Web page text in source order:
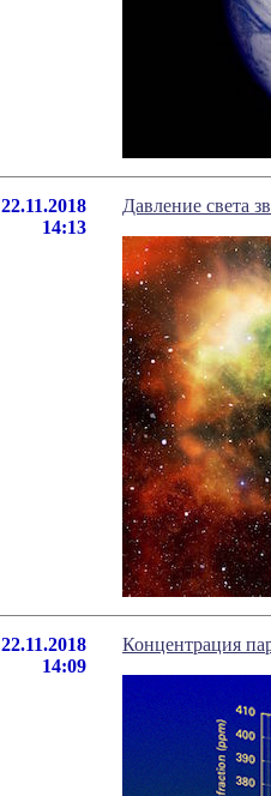
22.11.2018
14:13
Давление света
22.11.2018
14:09
Концентрация